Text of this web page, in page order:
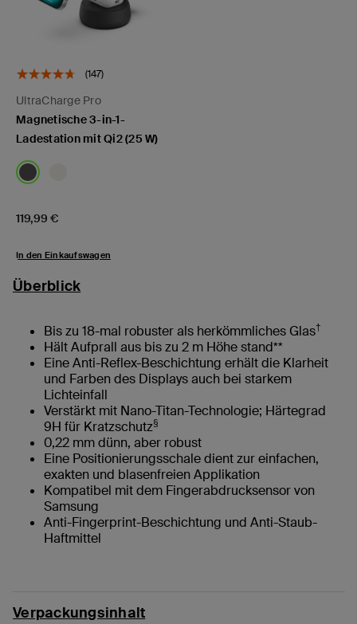
(147)
UltraCharge Pro
Magnetische 3-in-1-
Ladestation mit Qi2 (25 W)
Price:
119,99 €
In den Einkaufswagen
Überblick
Bis zu 18-mal robuster als herkömmliches Glas†
Hält Aufprall aus bis zu 2 m Höhe stand**
Eine Anti-Reflex-Beschichtung erhält die Klarheit
und Farben des Displays auch bei starkem
Lichteinfall
Verstärkt mit Nano-Titan-Technologie; Härtegrad
9H für Kratzschutz§
0,22 mm dünn, aber robust
Eine Positionierungsschale dient zur einfachen,
exakten und blasenfreien Applikation
Kompatibel mit dem Fingerabdrucksensor von
Samsung
Anti-Fingerprint-Beschichtung und Anti-Staub-
Haftmittel
Verpackungsinhalt